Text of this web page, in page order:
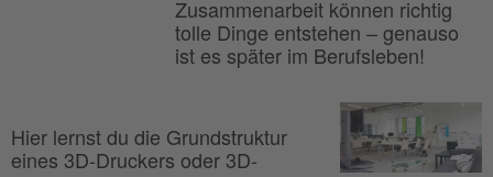
Zusammenarbeit können richtig
tolle Dinge entstehen – genauso
ist es später im Berufsleben!
Hier lernst du die Grundstruktur
eines 3D-Druckers oder 3D-